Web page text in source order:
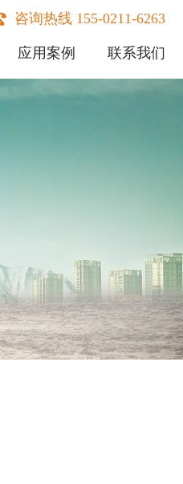
咨询热线 155-0211-6263
应用案例 联系我们